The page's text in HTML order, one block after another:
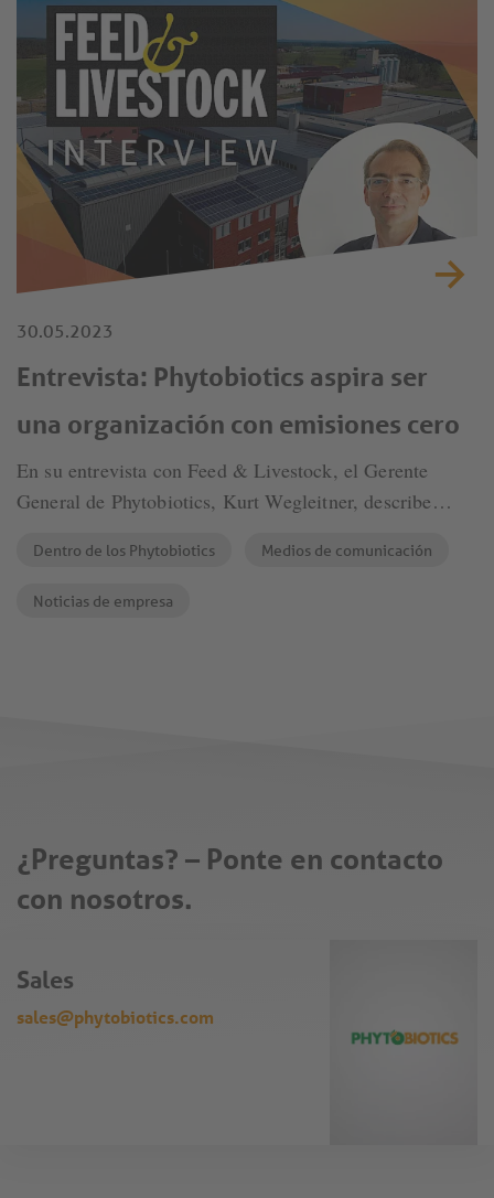
30.05.2023
Entrevista: Phytobiotics aspira ser
una organización con emisiones cero
En su entrevista con Feed & Livestock, el Gerente
General de Phytobiotics, Kurt Wegleitner, describe
lograr una organización de cero emisiones.
Dentro de los Phytobiotics Medios de comunicación
Noticias de empresa
¿Preguntas? – Ponte en contacto
con nosotros.
Sales
sales@phytobiotics.com